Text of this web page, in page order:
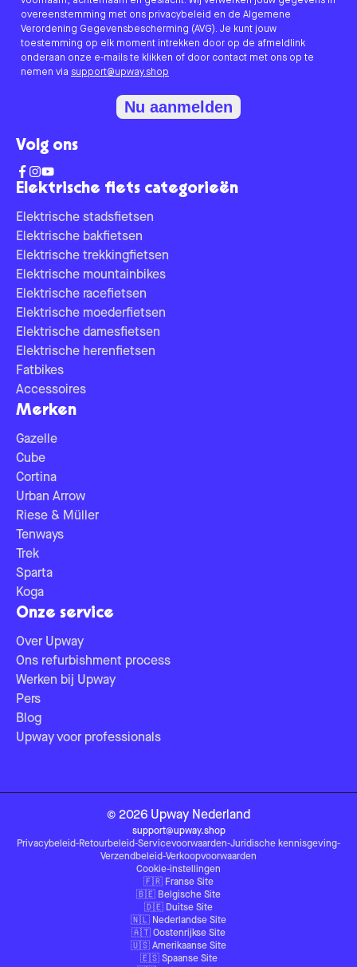
Elektrische fiets categorieën
Elektrische stadsfietsen
Elektrische bakfietsen
Elektrische trekkingfietsen
Elektrische mountainbikes
Elektrische racefietsen
Elektrische moederfietsen
Elektrische damesfietsen
Elektrische herenfietsen
Fatbikes
Accessoires
Merken
Gazelle
Cube
Cortina
Urban Arrow
Riese & Müller
Tenways
Trek
Sparta
Koga
Onze service
Over Upway
Ons refurbishment process
Werken bij Upway
Pers
Blog
Upway voor professionals
overeenstemming met ons privacybeleid en de Algemene
Verordening Gegevensbescherming (AVG). Je kunt jouw
toestemming op elk moment intrekken door op de afmeldlink
onderaan onze e-mails te klikken of door contact met ons op te
nemen via support@upway.shop
Nu aanmelden
Volg ons
© 2026 Upway Nederland
support@upway.shop
Privacybeleid-Retourbeleid-Servicevoorwaarden-Juridische kennisgeving-
Verzendbeleid-Verkoopvoorwaarden
Cookie-instellingen
🇫🇷 Franse Site
🇧🇪 Belgische Site
🇩🇪 Duitse Site
🇳🇱 Nederlandse Site
🇦🇹 Oostenrijkse Site
🇺🇸 Amerikaanse Site
🇪🇸 Spaanse Site